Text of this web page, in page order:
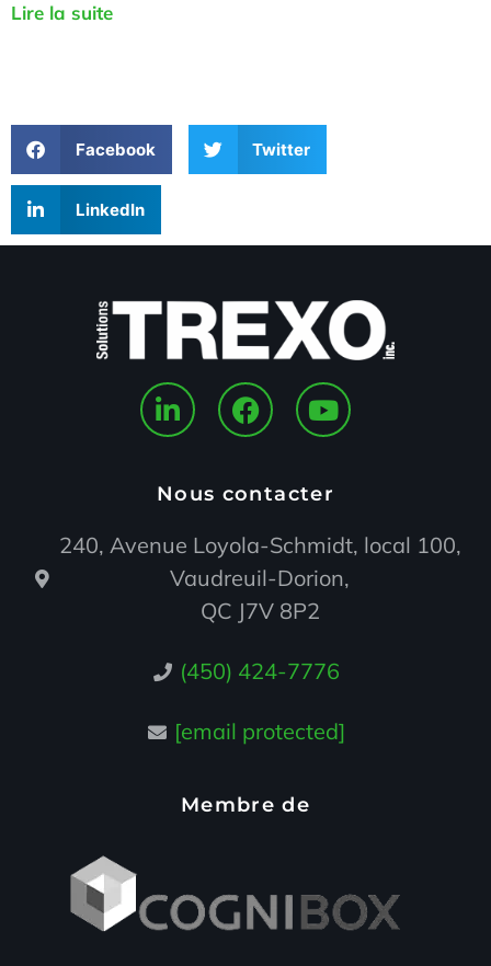
Lire la suite
Facebook Twitter
LinkedIn
Nous contacter
240, Avenue Loyola-Schmidt, local 100,
Vaudreuil-Dorion,
QC J7V 8P2
(450) 424-7776
[email protected]
Membre de